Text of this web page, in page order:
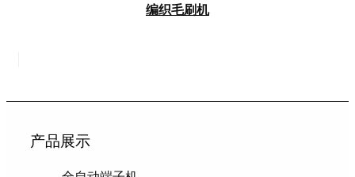
编织毛刷机
产品展示